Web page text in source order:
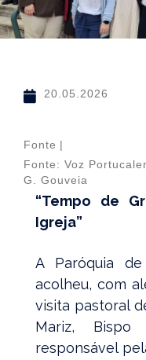
20.05.2026
Fonte |
Fonte: Voz
G. Gouveia
“Tempo de
Igreja”
A Paróquia
acolheu, com
visita pastoral
Mariz,
responsável